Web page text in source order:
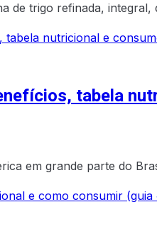
de trigo refinada,
tabela
em grande parte do